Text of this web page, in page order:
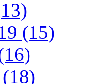
(15)